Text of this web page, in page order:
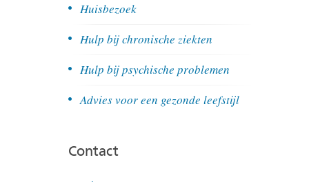
Huisbezoek
Hulp bij chronische ziekten
Hulp bij psychische problemen
Advies voor een gezonde leefstijl
Contact